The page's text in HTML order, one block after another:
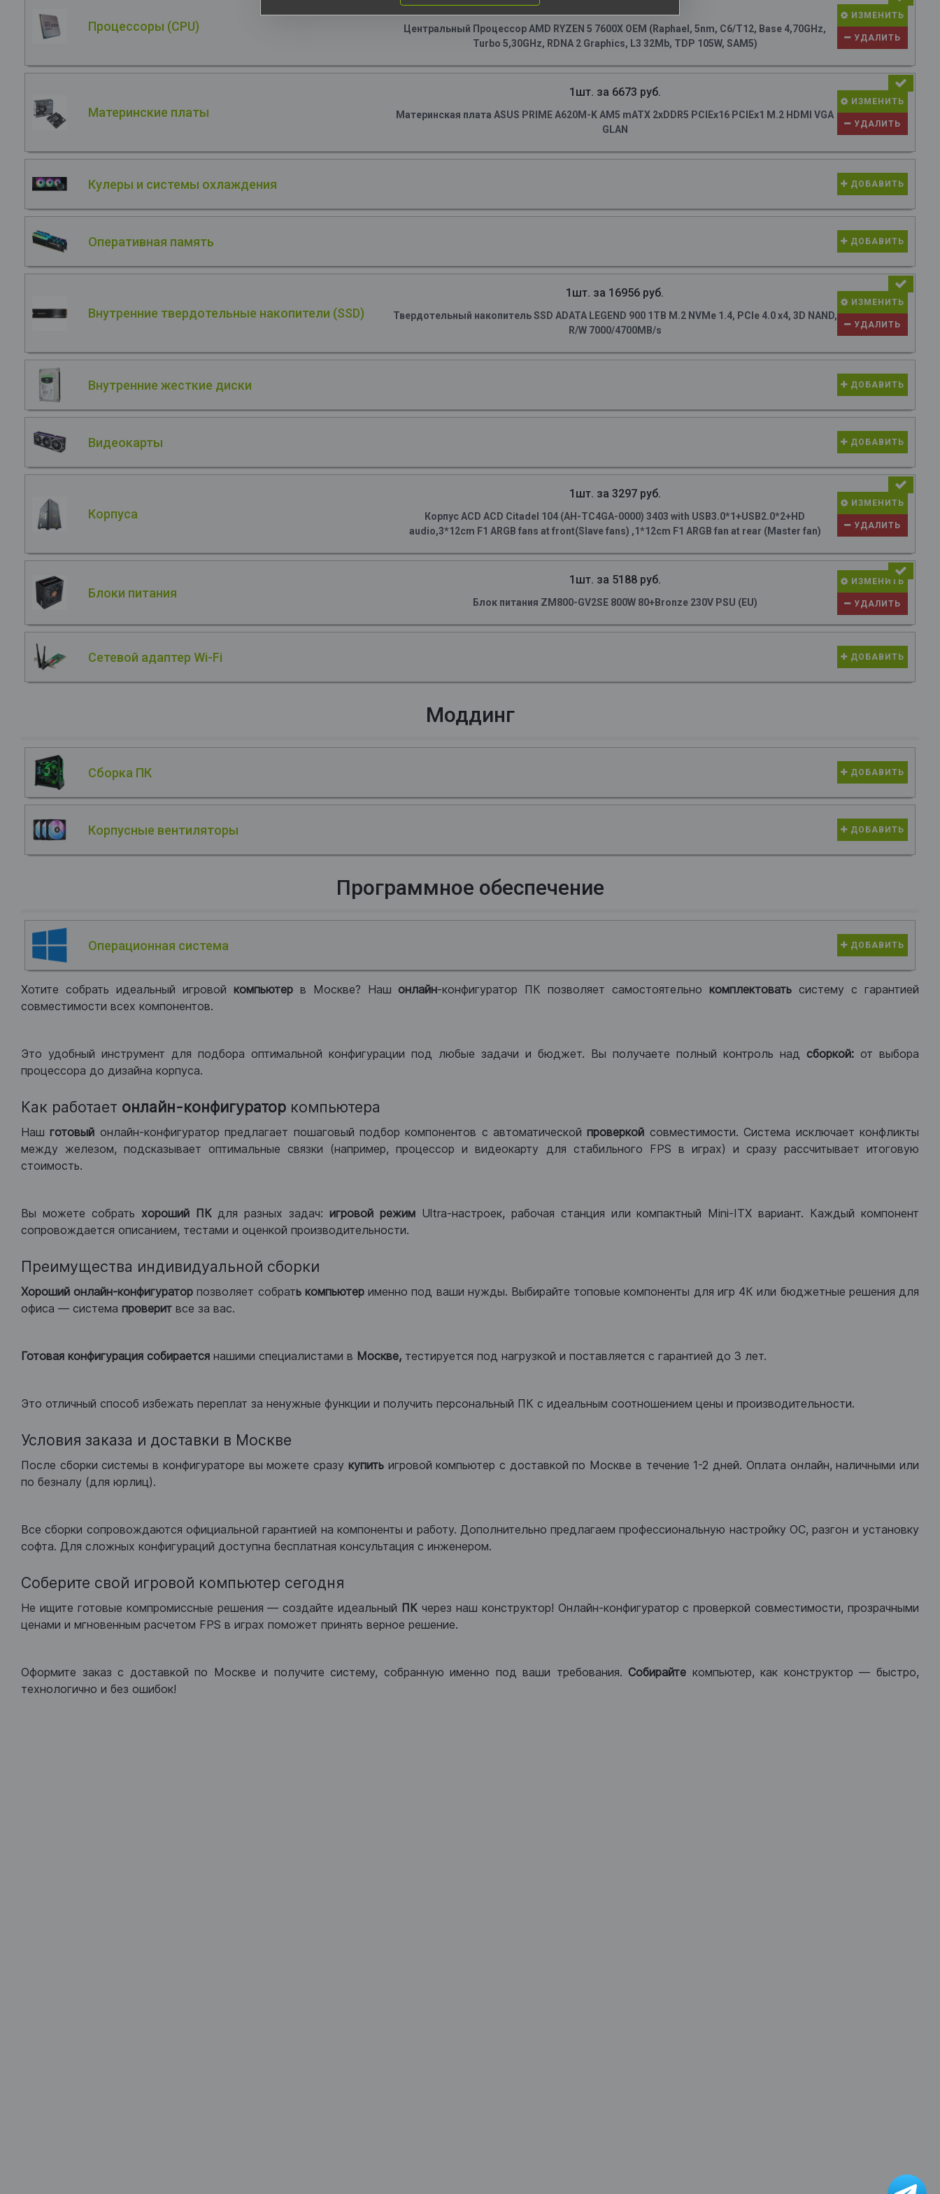
Процессоры (CPU)
Центральный Процессор AMD RYZEN 5 7600X OEM (Raphael, 5nm, C6/T12, Base 4,70GHz,
Turbo 5,30GHz, RDNA 2 Graphics, L3 32Mb, TDP 105W, SAM5)
ИЗМЕНИТЬ
УДАЛИТЬ
Материнские платы
1шт. за 6673 руб.
Материнская плата ASUS PRIME A620M-K AM5 mATX 2xDDR5 PCIEx16 PCIEx1 M.2 HDMI VGA
GLAN
ИЗМЕНИТЬ
УДАЛИТЬ
Кулеры и системы охлаждения ДОБАВИТЬ
Оперативная память ДОБАВИТЬ
Внутренние твердотельные накопители (SSD)
1шт. за 16956 руб.
Твердотельный накопитель SSD ADATA LEGEND 900 1TB M.2 NVMe 1.4, PCIe 4.0 x4, 3D NAND,
R/W 7000/4700MB/s
ИЗМЕНИТЬ
УДАЛИТЬ
Внутренние жесткие диски ДОБАВИТЬ
Видеокарты ДОБАВИТЬ
Корпуса
1шт. за 3297 руб.
Корпус ACD ACD Citadel 104 (AH-TC4GA-0000) 3403 with USB3.0*1+USB2.0*2+HD
audio,3*12cm F1 ARGB fans at front(Slave fans) ,1*12cm F1 ARGB fan at rear (Master fan)
ИЗМЕНИТЬ
УДАЛИТЬ
Блоки питания
1шт. за 5188 руб.
Блок питания ZM800-GV2SE 800W 80+Bronze 230V PSU (EU)
ИЗМЕНИТЬ
УДАЛИТЬ
Сетевой адаптер Wi-Fi ДОБАВИТЬ
Моддинг
Сборка ПК ДОБАВИТЬ
Корпусные вентиляторы ДОБАВИТЬ
Программное обеспечение
Операционная система ДОБАВИТЬ
Хотите собрать идеальный игровой компьютер в Москве? Нашонлайн-конфигуратор ПК позволяет самостоятельно комплектоватьсистему с гарантией
совместимости всех компонентов.
Это удобный инструмент для подбора оптимальной конфигурации под любые задачи и бюджет. Вы получаете полный контроль над сборкой: от выбора
процессора до дизайна корпуса.
Как работает онлайн-конфигуратор компьютера
Нашготовый онлайн-конфигуратор предлагает пошаговый подбор компонентов с автоматическойпроверкой совместимости. Система исключает конфликты
между железом, подсказывает оптимальные связки (например, процессор и видеокарту для стабильного FPS в играх) и сразу рассчитывает итоговую
стоимость.
Вы можете собрать хороший ПКдля разных задач:игровой режим Ultra-настроек, рабочая станция или компактный Mini-ITX вариант. Каждый компонент
сопровождается описанием, тестами и оценкой производительности.
Преимущества индивидуальной сборки
Хороший онлайн-конфигуратор позволяет собрать компьютерименно под ваши нужды. Выбирайте топовые компоненты для игр 4К или бюджетные решения для
офиса — система проверит все за вас.
Готовая конфигурация собирается нашими специалистами в Москве, тестируется под нагрузкой и поставляется с гарантией до 3 лет.
Это отличный способ избежать переплат за ненужные функции и получить персональный ПК с идеальным соотношением цены и производительности.
Условия заказа и доставки в Москве
После сборки системы в конфигураторе вы можете сразу купитьигровой компьютер с доставкой по Москве в течение 1-2 дней. Оплата онлайн, наличными или
по безналу (для юрлиц).
Все сборки сопровождаются официальной гарантией на компоненты и работу. Дополнительно предлагаем профессиональную настройку ОС, разгон и установку
софта. Для сложных конфигураций доступна бесплатная консультация с инженером.
Соберите свой игровой компьютер сегодня
Не ищите готовые компромиссные решения — создайте идеальный ПК через наш конструктор! Онлайн-конфигуратор с проверкой совместимости, прозрачными
ценами и мгновенным расчетом FPS в играх поможет принять верное решение.
Оформите заказ с доставкой по Москве и получите систему, собранную именно под ваши требования.Собирайте компьютер, как конструктор — быстро,
технологично и без ошибок!